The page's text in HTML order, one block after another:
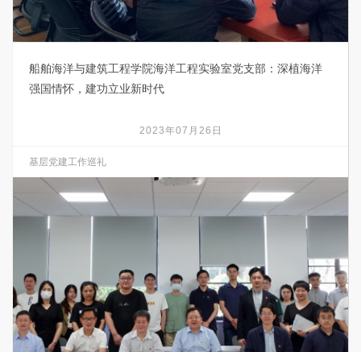
巡
礼
船舶海洋与建筑工程学院海洋工程实验室党支部：深植海洋
强国情怀，建功立业新时代
2023年07月26日
基层党建工作巡礼